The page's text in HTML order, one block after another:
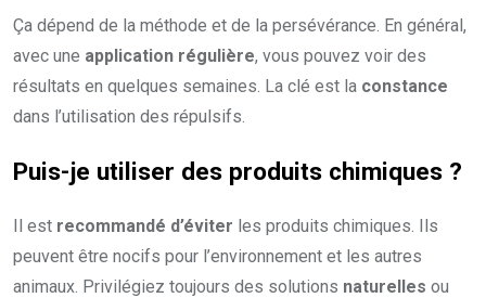
Ça dépend de la méthode et de la persévérance. En général,
avec une application régulière, vous pouvez voir des
résultats en quelques semaines. La clé est la constance
dans l’utilisation des répulsifs.
Puis-je utiliser des produits chimiques ?
Il est recommandé d’éviter les produits chimiques. Ils
peuvent être nocifs pour l’environnement et les autres
animaux. Privilégiez toujours des solutions naturelles ou